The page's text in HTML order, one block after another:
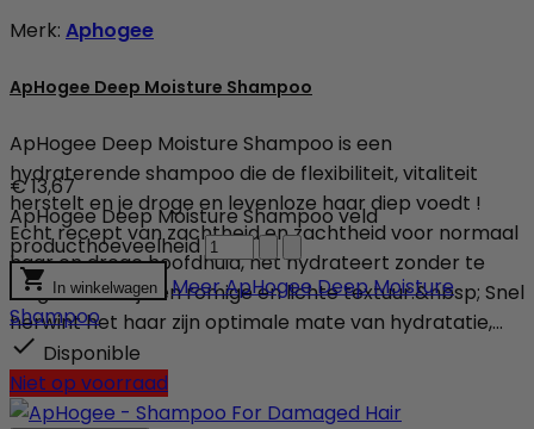
Merk: Aphogee
ApHogee Deep Moisture Shampoo
ApHogee Deep Moisture Shampoo is een
hydraterende shampoo die de flexibiliteit, vitaliteit
herstelt en je droge en levenloze haar diep voedt !
Echt recept van zachtheid en zachtheid voor normaal
haar en droge hoofdhuid, het hydrateert zonder te
wegen dankzij een romige en lichte textuur.&nbsp; Snel
herwint het haar zijn optimale mate van hydratatie,...
€ 13,67
ApHogee Deep Moisture Shampoo veld
producthoeveelheid
 In winkelwagen MeerApHogee Deep Moisture
Shampoo
 Disponible
Niet op voorraad